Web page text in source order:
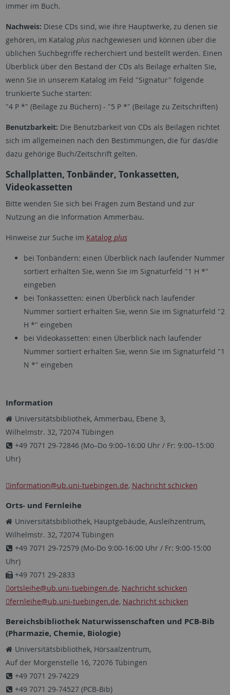
immer im Buch.
Nachweis: Diese CDs sind, wie ihre Hauptwerke, zu denen sie
gehören, im Katalog plusnachgewiesen und können über die
üblichen Suchbegriffe recherchiert und bestellt werden. Einen
Überblick über den Bestand der CDs als Beilage erhalten Sie,
wenn Sie in unserem Katalog im Feld "Signatur" folgende
trunkierte Suche starten:
"4 P *" (Beilage zu Büchern) - "5 P *" (Beilage zu Zeitschriften)
Benutzbarkeit: Die Benutzbarkeit von CDs als Beilagen richtet
sich im allgemeinen nach den Bestimmungen, die für das/die
dazu gehörige Buch/Zeitschrift gelten.
Schallplatten, Tonbänder, Tonkassetten,
Videokassetten
Bitte wenden Sie sich bei Fragen zum Bestand und zur
Nutzung an die Information Ammerbau.
Hinweise zur Suche im Katalog plus
bei Tonbändern: einen Überblick nach laufender Nummer
sortiert erhalten Sie, wenn Sie im Signaturfeld "1 H *"
eingeben
bei Tonkassetten: einen Überblick nach laufender
Nummer sortiert erhalten Sie, wenn Sie im Signaturfeld "2
H *" eingeben
bei Videokassetten: einen Überblick nach laufender
Nummer sortiert erhalten Sie, wenn Sie im Signaturfeld "1
N *" eingeben
Information
Universitätsbibliothek, Ammerbau, Ebene 3,
Wilhelmstr. 32, 72074 Tübingen
+49 7071 29-72846 (Mo–Do 9:00–16:00 Uhr / Fr: 9:00–15:00
Uhr)
information@ub.uni-tuebingen.de, Nachricht schicken
Orts- und Fernleihe
Universitätsbibliothek, Hauptgebäude, Ausleihzentrum,
Wilhelmstr. 32, 72074 Tübingen
+49 7071 29-72579 (Mo-Do 9:00-16:00 Uhr / Fr: 9:00-15:00
Uhr)
+49 7071 29-2833
ortsleihe@ub.uni-tuebingen.de, Nachricht schicken
fernleihe@ub.uni-tuebingen.de, Nachricht schicken
Bereichsbibliothek Naturwissenschaften und PCB-Bib
(Pharmazie, Chemie, Biologie)
Universitätsbibliothek, Hörsaalzentrum,
Auf der Morgenstelle 16, 72076 Tübingen
+49 7071 29-74229
+49 7071 29-74527 (PCB-Bib)